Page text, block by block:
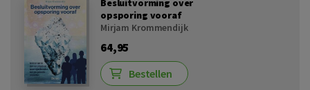
Besluitvorming over
opsporing vooraf
Mirjam Krommendijk
64,95
Bestellen